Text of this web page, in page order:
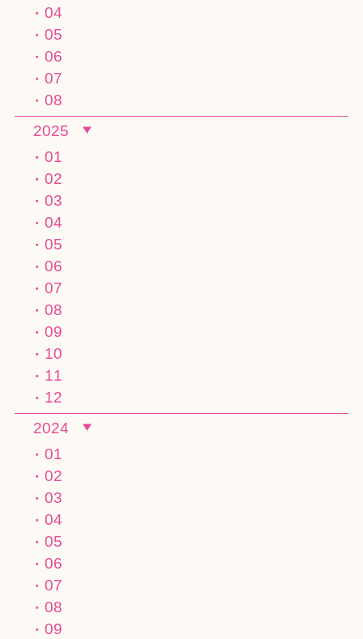
04
05
06
07
08
2025
01
02
03
04
05
06
07
08
09
10
11
12
2024
01
02
03
04
05
06
07
08
09